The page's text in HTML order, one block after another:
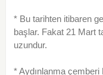
* Bu tarihten itibaren
başlar. Fakat 21 Mart
uzundur.
* Aydınlanma çemberi